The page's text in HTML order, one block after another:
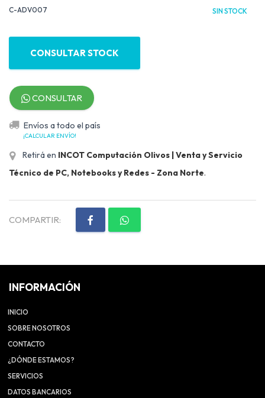
C-ADV007 SIN STOCK
CONSULTAR STOCK
CONSULTAR
Envíos a todo el país
¡CALCULAR ENVÍO!
Retirá en INCOT Computación Olivos | Venta y Servicio
Técnico de PC, Notebooks y Redes - Zona Norte.
COMPARTIR:
INFORMACIÓN
INICIO
SOBRE NOSOTROS
CONTACTO
¿DÓNDE ESTAMOS?
SERVICIOS
DATOS BANCARIOS